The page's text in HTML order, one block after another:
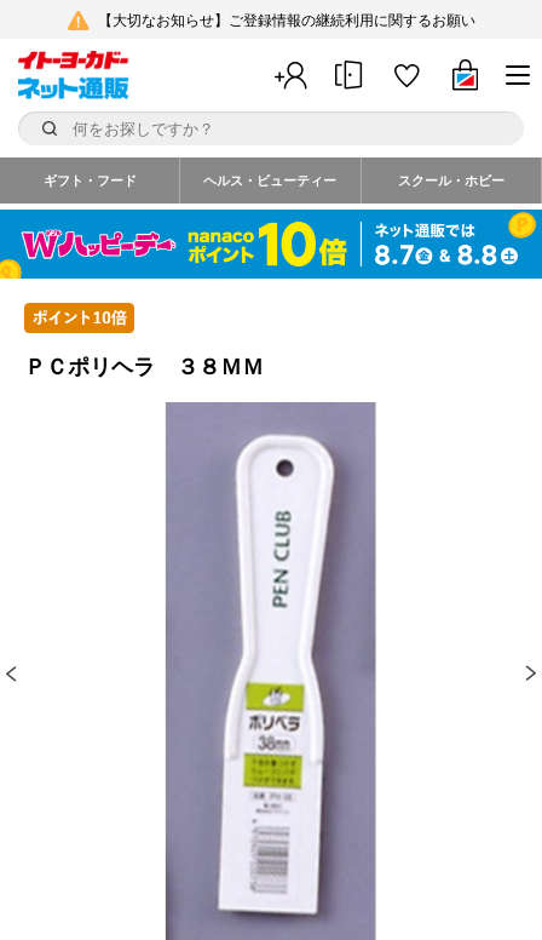
【大切なお知らせ】ご登録情報の継続利用に関するお願い
ギフト・フード ヘルス・ビューティー スクール・ホビー
ＰＣポリヘラ ３８ＭＭ